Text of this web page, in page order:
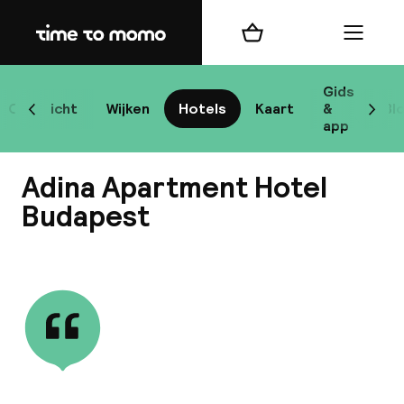
Home
Overzicht Wijken Hotels Kaart
Gids
&
app
Scroll naar links
Winkelmand Menu
Adina Apartment Hotel
Budapest